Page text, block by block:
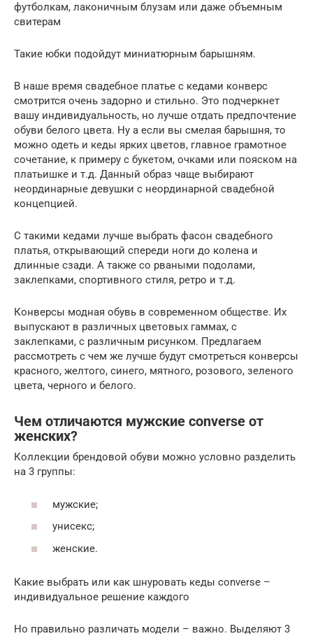
футболкам, лаконичным блузам или даже объемным
свитерам
Такие юбки подойдут миниатюрным барышням.
В наше время свадебное платье с кедами конверс
смотрится очень задорно и стильно. Это подчеркнет
вашу индивидуальность, но лучше отдать предпочтение
обуви белого цвета. Ну а если вы смелая барышня, то
можно одеть и кеды ярких цветов, главное грамотное
сочетание, к примеру с букетом, очками или пояском на
платьишке и т.д. Данный образ чаще выбирают
неординарные девушки с неординарной свадебной
концепцией.
С такими кедами лучше выбрать фасон свадебного
платья, открывающий спереди ноги до колена и
длинные сзади. А также со рваными подолами,
заклепками, спортивного стиля, ретро и т.д.
Конверсы модная обувь в современном обществе. Их
выпускают в различных цветовых гаммах, с
заклепками, с различным рисунком. Предлагаем
рассмотреть с чем же лучше будут смотреться конверсы
красного, желтого, синего, мятного, розового, зеленого
цвета, черного и белого.
Чем отличаются мужские converse от
женских?
Коллекции брендовой обуви можно условно разделить
на 3 группы:
мужские;
унисекс;
женские.
Какие выбрать или как шнуровать кеды converse –
индивидуальное решение каждого
Но правильно различать модели – важно. Выделяют 3